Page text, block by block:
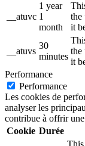
__atuvc
1 year
1
month
the
it
__atuvs
30
minutes
the
it
Performance
Performance
Les cookies de
analyser les
contribue à offrir
Cookie Durée